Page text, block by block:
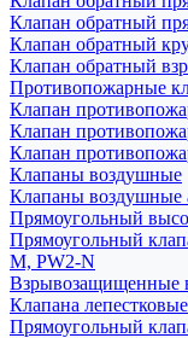
Клапан обратный
Клапан обратный
Клапан обратный
Противопожарные
Клапан
Клапан
Клапан
Клапаны воздушные
Клапаны
Прямоугольный
Прямоугольный
M, PW2-N
Взрывозащищенные
Клапана лепестковые
Прямоугольный